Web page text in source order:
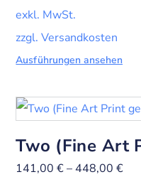
exkl. MwSt.
zzgl. Versandkosten
Ausführungen ansehen
Two (Fine Art
141,00€– 448,00€